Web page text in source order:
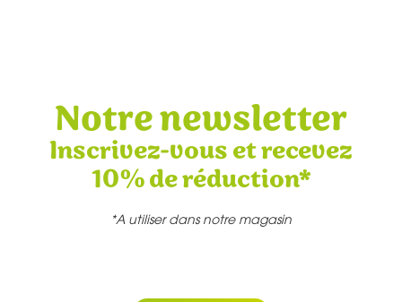
Notre newsletter
Inscrivez-vous et recevez
10% de réduction*
*A utiliser dans notre magasin